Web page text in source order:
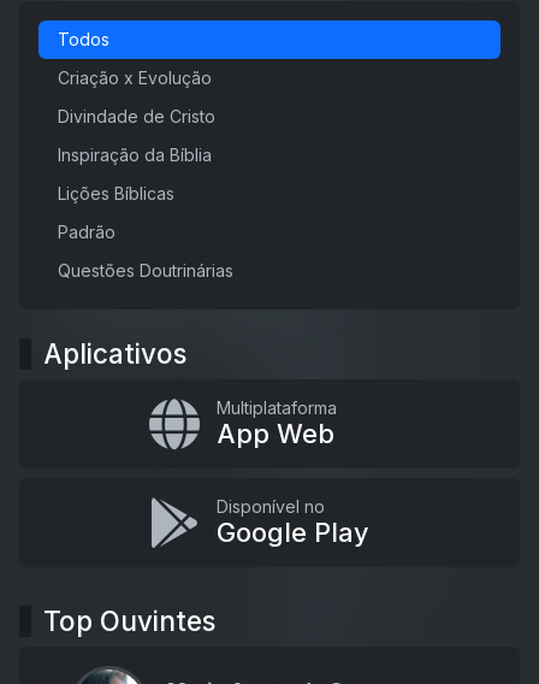
Todos
Criação x Evolução
Divindade de Cristo
Inspiração da Bíblia
Lições Bíblicas
Padrão
Questões Doutrinárias
Aplicativos
Multiplataforma
App Web
Disponível no
Google Play
Top Ouvintes